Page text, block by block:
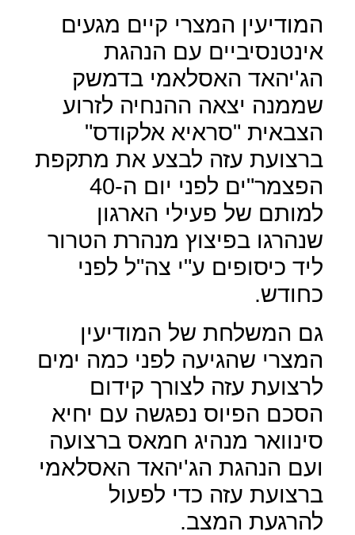
המודיעין המצרי קיים מגעים
אינטנסיביים עם הנהגת
הג'יהאד האסלאמי בדמשק
שממנה יצאה ההנחיה לזרוע
הצבאית "סראיא אלקודס"
ברצועת עזה לבצע את מתקפת
הפצמר"ים לפני יום ה-40
למותם של פעילי הארגון
שנהרגו בפיצוץ מנהרת הטרור
ליד כיסופים ע"י צה"ל לפני
כחודש.
גם המשלחת של המודיעין
המצרי שהגיעה לפני כמה ימים
לרצועת עזה לצורך קידום
הסכם הפיוס נפגשה עם יחיא
סינוואר מנהיג חמאס ברצועה
ועם הנהגת הג'יהאד האסלאמי
ברצועת עזה כדי לפעול
להרגעת המצב.